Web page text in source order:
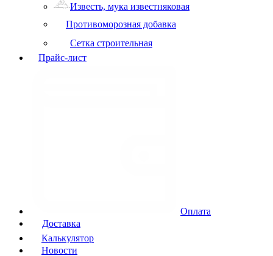
Известь, мука известняковая
Противоморозная добавка
Сетка строительная
Прайс-лист
Оплата
Доставка
Калькулятор
Новости